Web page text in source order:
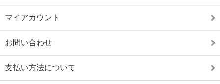
マイアカウント
お問い合わせ
支払い方法について